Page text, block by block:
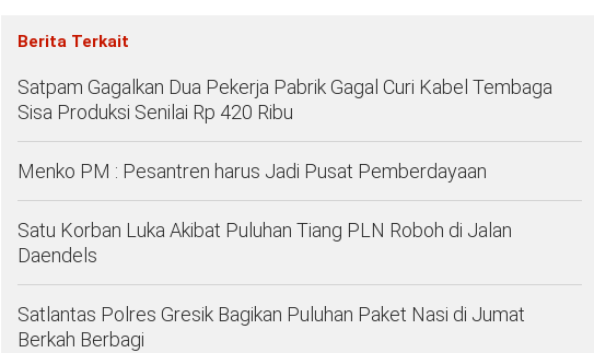
Berita Terkait
Satpam Gagalkan Dua Pekerja Pabrik Gagal Curi Kabel Tembaga
Sisa Produksi Senilai Rp 420 Ribu
Menko PM : Pesantren harus Jadi Pusat Pemberdayaan
Satu Korban Luka Akibat Puluhan Tiang PLN Roboh di Jalan
Daendels
Satlantas Polres Gresik Bagikan Puluhan Paket Nasi di Jumat
Berkah Berbagi